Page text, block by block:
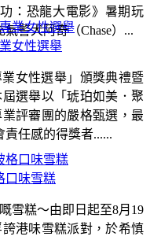
：恐龍大電影》暑期玩
警犬阿奇（Chase）...
口味雪糕
雪糕～由即日起至8月19
港味雪糕派對，於希慎
女性選舉
女性選舉」頒獎典禮暨
選舉以「琥珀如美．聚
評審團的嚴格甄選，最
任感的得獎者......